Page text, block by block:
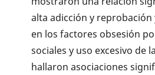
alta adicción y reprobación
en los factores obsesión
sociales y uso excesivo de
hallaron asociaciones